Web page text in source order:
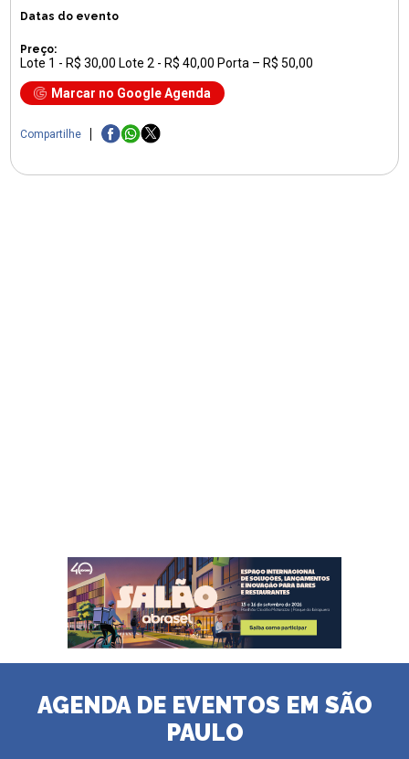
Datas do evento
Preço:
Lote 1 - R$ 30,00 Lote 2 - R$ 40,00 Porta – R$ 50,00
Marcar no Google Agenda
Compartilhe
AGENDA DE EVENTOS EM SÃO
PAULO